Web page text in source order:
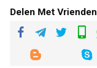
Delen Met Vrienden